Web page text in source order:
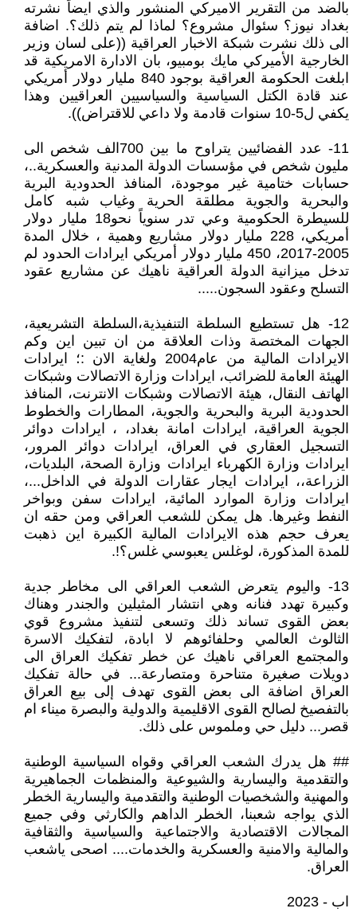
بالضد من التقرير الاميركي المنشور والذي ايضاً نشرته
بغداد نيوز؟ سئوال مشروع؟ لماذا لم يتم ذلك؟. اضافة
الى ذلك نشرت شبكة الاخبار العراقية ((على لسان وزير
الخارجية الأميركي مايك بومبيو، بان الادارة الامريكية قد
ابلغت الحكومة العراقية بوجود 840 مليار دولار أمريكي
عند قادة الكتل السياسية والسياسيين العراقيين وهذا
يكفي ل5-10 سنوات قادمة ولا داعي للاقتراض)).
11- عدد الفضائيين يتراوح ما بين 700الف شخص الى
مليون شخص في مؤسسات الدولة المدنية والعسكرية..،
حسابات ختامية غير موجودة، المنافذ الحدودية البرية
والبحرية والجوية مطلقة الحرية وغياب شبه كامل
للسيطرة الحكومية وعي تدر سنوياً نحو18 مليار دولار
أمريكي، 228 مليار دولار مشاريع وهمية ، خلال المدة
2005-2017، 450 مليار دولار أمريكي ايرادات الحدود لم
تدخل ميزانية الدولة العراقية ناهيك عن مشاريع عقود
التسلح وعقود السجون.....
12- هل تستطيع السلطة التنفيذية،السلطة التشريعية،
الجهات المختصة وذات العلاقة من ان تبين اين وكم
الايرادات المالية من عام2004 ولغاية الان :؛ ايرادات
الهيئة العامة للضرائب، ايرادات وزارة الاتصالات وشبكات
الهاتف النقال، هيئة الاتصالات وشبكات الانترنت، المنافذ
الحدودية البرية والبحرية والجوية، المطارات والخطوط
الجوية العراقية، ايرادات امانة بغداد، ، ايرادات دوائر
التسجيل العقاري في العراق، ايرادات دوائر المرور،
ايرادات وزارة الكهرباء ايرادات وزارة الصحة، البلديات،
الزراعة،، ايرادات ايجار عقارات الدولة في الداخل...،
ايرادات وزارة الموارد المائية، ايرادات سفن وبواخر
النفط وغيرها. هل يمكن للشعب العراقي ومن حقه ان
يعرف حجم هذه الايرادات المالية الكبيرة اين ذهبت
للمدة المذكورة، لوغلس يعبوسي غلس؟!.
13- واليوم يتعرض الشعب العراقي الى مخاطر جدية
وكبيرة تهدد فنانه وهي انتشار المثيلين والجندر وهناك
بعض القوى تساند ذلك وتسعى لتنفيذ مشروع قوي
الثالوث العالمي وحلفائوهم لا ابادة، لتفكيك الاسرة
والمجتمع العراقي ناهيك عن خطر تفكيك العراق الى
دويلات صغيرة متناحرة ومتصارعة... في حالة تفكيك
العراق اضافة الى بعض القوى تهدف إلى بيع العراق
بالتفصيخ لصالح القوى الاقليمية والدولية والبصرة ميناء ام
قصر... دليل حي وملموس على ذلك.
## هل يدرك الشعب العراقي وقواه السياسية الوطنية
والتقدمية واليسارية والشيوعية والمنظمات الجماهيرية
والمهنية والشخصيات الوطنية والتقدمية واليسارية الخطر
الذي يواجه شعبنا، الخطر الداهم والكارثي وفي جميع
المجالات الاقتصادية والاجتماعية والسياسية والثقافية
والمالية والامنية والعسكرية والخدمات.... اصحى ياشعب
العراق.
اب - 2023